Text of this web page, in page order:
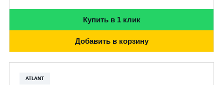
Купить в 1 клик
Добавить в корзину
ATLANT